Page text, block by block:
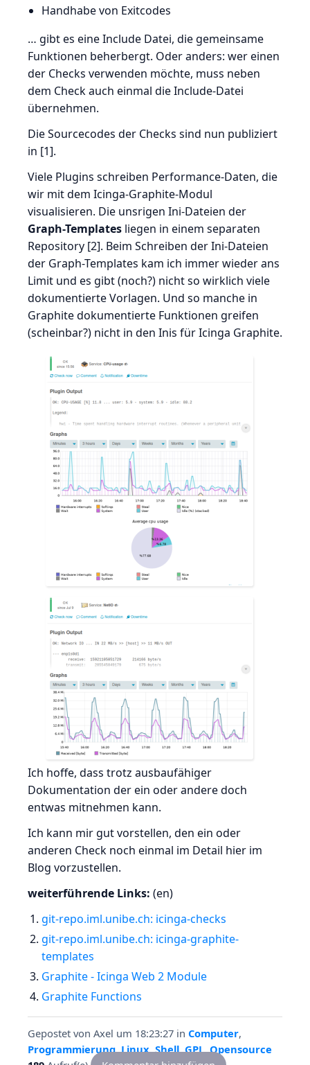
Handhabe von Exitcodes
… gibt es eine Include Datei, die gemeinsame
Funktionen beherbergt. Oder anders: wer einen
der Checks verwenden möchte, muss neben
dem Check auch einmal die Include-Datei
übernehmen.
Die Sourcecodes der Checks sind nun publiziert
in [1].
Viele Plugins schreiben Performance-Daten, die
wir mit dem Icinga-Graphite-Modul
visualisieren. Die unsrigen Ini-Dateien der
Graph-Templates liegen in einem separaten
Repository [2]. Beim Schreiben der Ini-Dateien
der Graph-Templates kam ich immer wieder ans
Limit und es gibt (noch?) nicht so wirklich viele
dokumentierte Vorlagen. Und so manche in
Graphite dokumentierte Funktionen greifen
(scheinbar?) nicht in den Inis für Icinga Graphite.
Ich hoffe, dass trotz ausbaufähiger
Dokumentation der ein oder andere doch
entwas mitnehmen kann.
Ich kann mir gut vorstellen, den ein oder
anderen Check noch einmal im Detail hier im
Blog vorzustellen.
weiterführende Links: (en)
git-repo.iml.unibe.ch: icinga-checks
git-repo.iml.unibe.ch: icinga-graphite-
templates
Graphite - Icinga Web 2 Module
Graphite Functions
Gepostet von Axel um 18:23:27 in Computer,
Programmierung,Linux,Shell,GPL,Opensource